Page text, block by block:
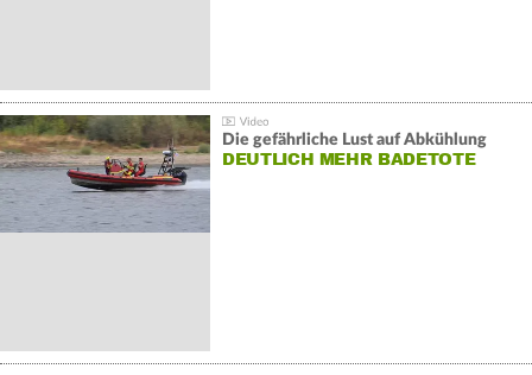
Die gefährliche Lust auf Abkühlung
DEUTLICH MEHR BADETOTE